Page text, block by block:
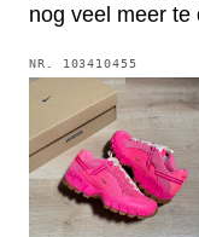
nog veel meer te
NR. 103410455